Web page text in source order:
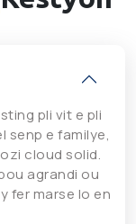
pli vit e pli
senp e familye,
cloud solid.
agrandi ou
fer marse lo en